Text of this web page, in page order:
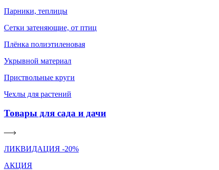
Парники, теплицы
Сетки затеняющие, от птиц
Плёнка полиэтиленовая
Укрывной материал
Приствольные круги
Чехлы для растений
Товары для сада и дачи
ЛИКВИДАЦИЯ -20%
АКЦИЯ